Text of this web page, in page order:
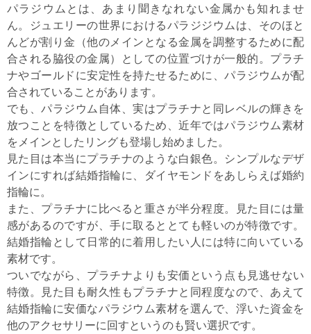
パラジウムとは、あまり聞きなれない金属かも知れませ
ん。ジュエリーの世界におけるパラジジウムは、そのほと
んどが割り金（他のメインとなる金属を調整するために配
合される脇役の金属）としての位置づけが一般的。プラチ
ナやゴールドに安定性を持たせるために、パラジウムが配
合されていることがあります。
でも、パラジウム自体、実はプラチナと同レベルの輝きを
放つことを特徴としているため、近年ではパラジウム素材
をメインとしたリングも登場し始めました。
見た目は本当にプラチナのような白銀色。シンプルなデザ
インにすれば結婚指輪に、ダイヤモンドをあしらえば婚約
指輪に。
また、プラチナに比べると重さが半分程度。見た目には量
感があるのですが、手に取るととても軽いのが特徴です。
結婚指輪として日常的に着用したい人には特に向いている
素材です。
ついでながら、プラチナよりも安価という点も見逃せない
特徴。見た目も耐久性もプラチナと同程度なので、あえて
結婚指輪に安価なパラジウム素材を選んで、浮いた資金を
他のアクセサリーに回すというのも賢い選択です。